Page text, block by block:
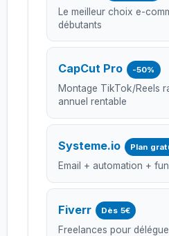
Le meilleur choix e-
débutants
CapCut Pro -50%
Montage TikTok/Reels
annuel rentable
Systeme.io Plan
Email + automation +
Fiverr Dès 5€
Freelances pour